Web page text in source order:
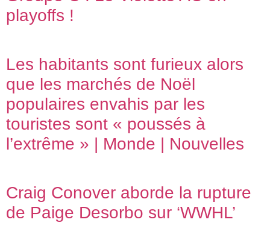
playoffs !
Les habitants sont furieux alors
que les marchés de Noël
populaires envahis par les
touristes sont « poussés à
l’extrême » | Monde | Nouvelles
Craig Conover aborde la rupture
de Paige Desorbo sur ‘WWHL’